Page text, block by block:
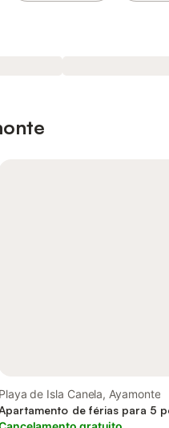
Playa de Isla Canela, Ayamonte
de férias para 5